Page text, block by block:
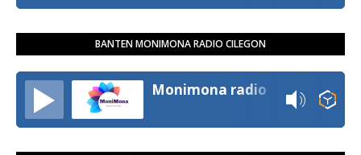
BANTEN MONIMONA RADIO CILEGON
Monimona radio